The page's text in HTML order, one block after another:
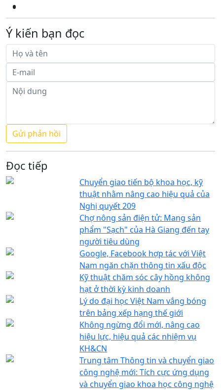
Ý kiến bạn đọc
Đọc tiếp
Chuyển giao tiến bộ khoa học, kỹ
thuật nhằm nâng cao hiệu quả của
Nghị quyết 209
Chợ nông sản điện tử: Mang sản
phẩm "Sạch" của Hà Giang đến tay
người tiêu dùng
Google, Facebook hợp tác với Việt
Nam ngăn chặn thông tin xấu độc
Kỹ thuật chăm sóc cây hồng không
hạt ở thời kỳ kinh doanh
Lý do đại học Việt Nam vắng bóng
trên bảng xếp hạng thế giới
Không ngừng đổi mới, nâng cao
hiệu lực, hiệu quả các nhiệm vụ
KH&CN
Trung tâm Thông tin và chuyển giao
công nghệ mới: Tích cực ứng dụng
và chuyển giao khoa học công nghệ